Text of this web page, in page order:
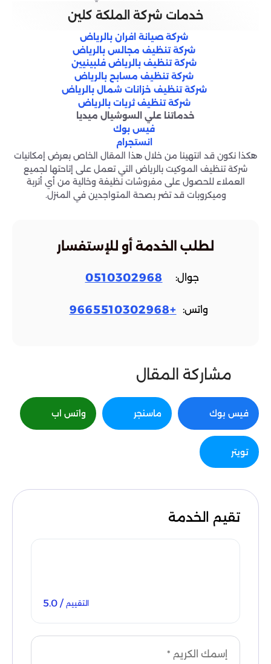
خدمات شركة الملكة كلين
شركة صيانة افران بالرياض
شركة تنظيف مجالس بالرياض
شركة تنظيف بالرياض فلبينيين
شركة تنظيف مسابح بالرياض
شركة تنظيف خزانات شمال بالرياض
شركة تنظيف ثريات بالرياض
خدماتنا علي السوشيال ميديا
فيس بوك
انستجرام
هكذا نكون قد انتهينا من خلال هذا المقال الخاص بعرض إمكانيات
شركة تنظيف الموكيت بالرياض التي تعمل على إتاحتها لجميع
العملاء للحصول على مفروشات نظيفة وخالية من أي أتربة
وميكروبات قد تضر بصحة المتواجدين في المنزل.
لطلب الخدمة أو للإستفسار
جوال: 0510302968
واتس: +9665510302968
مشاركة المقال
فيس بوك ماسنجر واتس اب
تويتر
تقيم الخدمة
التقييم / 5.0